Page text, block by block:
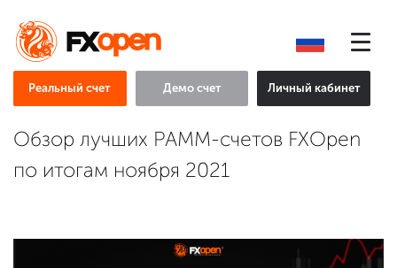
Реальный счет Демо счет Личный кабинет
Обзор лучших PAMM-счетов FXOpen
по итогам ноября 2021